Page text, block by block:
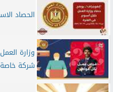
الحصاد
شركة